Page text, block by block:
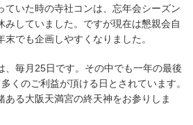
いた時の寺社コンは、忘年会シーズン
みしていました。ですが現在は懇親会自
でも企画しやすくなりました。
毎月25日です。その中でも一年の最後
くのご利益が頂ける日とされています。
ある大阪天満宮の終天神をお参りしま